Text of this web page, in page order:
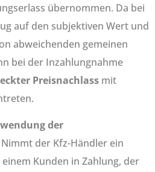
übernommen. Da bei
auf den subjektiven Wert und
abweichenden gemeinen
bei der Inzahlungnahme
Preisnachlass mit
der
Nimmt der Kfz-Händler ein
Kunden in Zahlung, der